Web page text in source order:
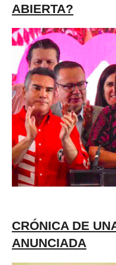
ABIERTA?
CRÓNICA DE
ANUNCIADA